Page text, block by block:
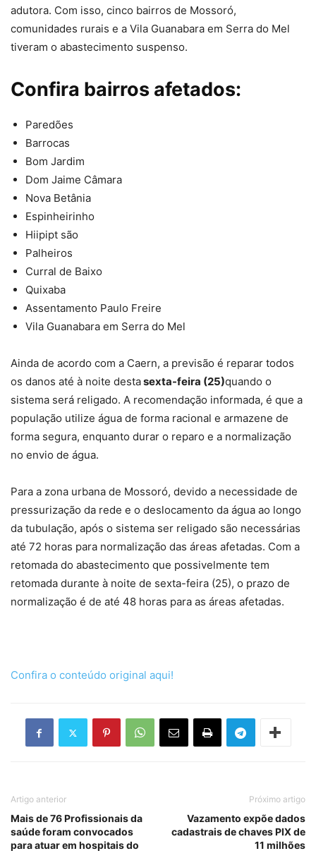
adutora. Com isso, cinco bairros de Mossoró,
comunidades rurais e a Vila Guanabara em Serra do Mel
tiveram o abastecimento suspenso.
Confira bairros afetados:
Paredões
Barrocas
Bom Jardim
Dom Jaime Câmara
Nova Betânia
Espinheirinho
Hiipipt são
Palheiros
Curral de Baixo
Quixaba
Assentamento Paulo Freire
Vila Guanabara em Serra do Mel
Ainda de acordo com a Caern, a previsão é reparar todos
os danos até à noite destasexta-feira (25)quando o
sistema será religado. A recomendação informada, é que a
população utilize água de forma racional e armazene de
forma segura, enquanto durar o reparo e a normalização
no envio de água.
Para a zona urbana de Mossoró, devido a necessidade de
pressurização da rede e o deslocamento da água ao longo
da tubulação, após o sistema ser religado são necessárias
até 72 horas para normalização das áreas afetadas. Com a
retomada do abastecimento que possivelmente tem
retomada durante à noite de sexta-feira (25), o prazo de
normalização é de até 48 horas para as áreas afetadas.
Confira o conteúdo original aqui!
Artigo anterior
Mais de 76 Profissionais da
saúde foram convocados
para atuar em hospitais do
Próximo artigo
Vazamento expõe dados
cadastrais de chaves PIX de
11 milhões